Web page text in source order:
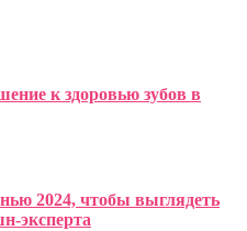
к здоровью зубов в
2024, чтобы выглядеть
эксперта